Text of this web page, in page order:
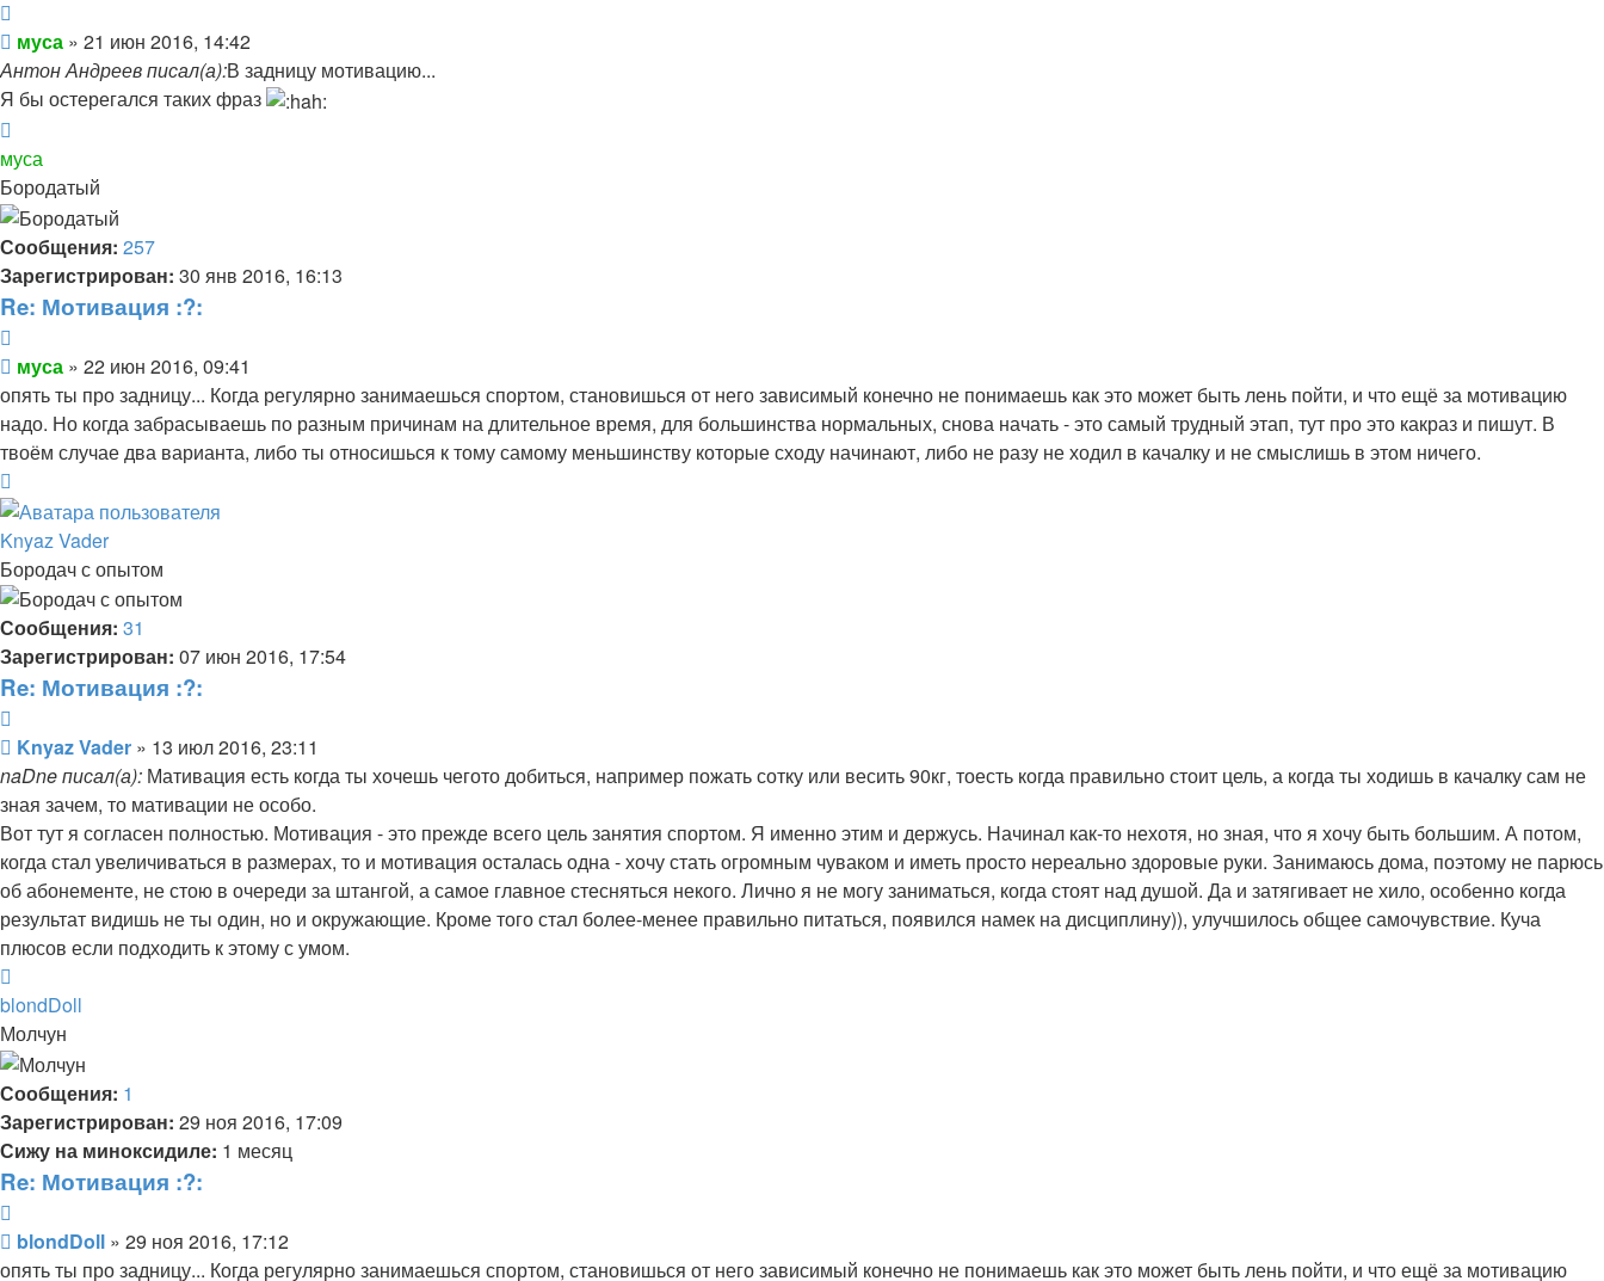
Сообщение
муса » 21 июн 2016, 14:42
Антон Андреев писал(а):В задницу мотивацию...
Я бы остерегался таких фраз
к
началу
муса
Бородатый
Сообщения: 257
Зарегистрирован: 30 янв 2016, 16:13
Re: Мотивация :?:
Сообщение
муса » 22 июн 2016, 09:41
опять ты про задницу... Когда регулярно занимаешься спортом, становишься от него зависимый конечно не понимаешь как это может быть лень пойти, и что ещё за мотивацию
надо. Но когда забрасываешь по разным причинам на длительное время, для большинства нормальных, снова начать - это самый трудный этап, тут про это какраз и пишут. В
твоём случае два варианта, либо ты относишься к тому самому меньшинству которые сходу начинают, либо не разу не ходил в качалку и не смыслишь в этом ничего.
к
началу
Knyaz Vader
Бородач с опытом
Сообщения: 31
Зарегистрирован: 07 июн 2016, 17:54
Re: Мотивация :?:
Сообщение
Knyaz Vader » 13 июл 2016, 23:11
naDne писал(а): Мативация есть когда ты хочешь чегото добиться, например пожать сотку или весить 90кг, тоесть когда правильно стоит цель, а когда ты ходишь в качалку сам не
зная зачем, то мативации не особо.
Вот тут я согласен полностью. Мотивация - это прежде всего цель занятия спортом. Я именно этим и держусь. Начинал как-то нехотя, но зная, что я хочу быть большим. А потом,
когда стал увеличиваться в размерах, то и мотивация осталась одна - хочу стать огромным чуваком и иметь просто нереально здоровые руки. Занимаюсь дома, поэтому не парюсь
об абонементе, не стою в очереди за штангой, а самое главное стесняться некого. Лично я не могу заниматься, когда стоят над душой. Да и затягивает не хило, особенно когда
результат видишь не ты один, но и окружающие. Кроме того стал более-менее правильно питаться, появился намек на дисциплину)), улучшилось общее самочувствие. Куча
плюсов если подходить к этому с умом.
к
началу
blondDoll
Молчун
Сообщения: 1
Зарегистрирован: 29 ноя 2016, 17:09
Сижу на миноксидиле: 1 месяц
Re: Мотивация :?:
Сообщение
blondDoll » 29 ноя 2016, 17:12
опять ты про задницу... Когда регулярно занимаешься спортом, становишься от него зависимый конечно не понимаешь как это может быть лень пойти, и что ещё за мотивацию